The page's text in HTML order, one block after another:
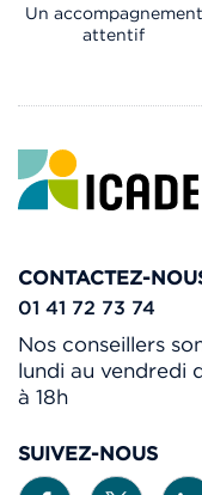
Un accompagnement
attentif
CONTACTEZ-
01 41 72 73 74
Nos conseillers
lundi au vendredi
à 18h
SUIVEZ-NOUS